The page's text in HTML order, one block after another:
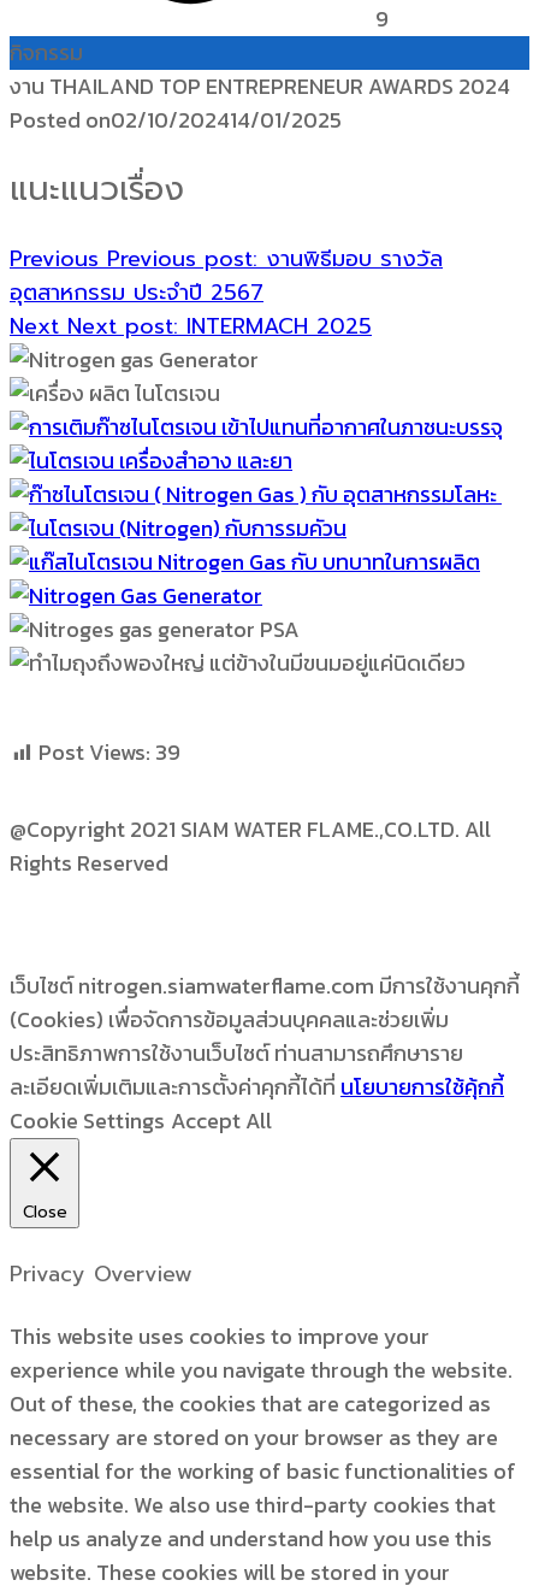
9
กิจกรรม
งาน THAILAND TOP ENTREPRENEUR AWARDS 2024
Posted on02/10/202414/01/2025
แนะแนวเรื่อง
Previous Previous post: งานพิธีมอบ รางวัล
อุตสาหกรรม ประจำปี 2567
Next Next post: INTERMACH 2025
Post Views: 39
@Copyright 2021 SIAM WATER FLAME.,CO.LTD. All
Rights Reserved
เว็บไซต์ nitrogen.siamwaterflame.com มีการใช้งานคุกกี้
(Cookies) เพื่อจัดการข้อมูลส่วนบุคคลและช่วยเพิ่ม
ประสิทธิภาพการใช้งานเว็บไซต์ ท่านสามารถศึกษาราย
ละเอียดเพิ่มเติมและการตั้งค่าคุกกี้ได้ที่ นโยบายการใช้คุ้กกี้
Cookie Settings Accept All
Close
Privacy Overview
This website uses cookies to improve your
experience while you navigate through the website.
Out of these, the cookies that are categorized as
necessary are stored on your browser as they are
essential for the working of basic functionalities of
the website. We also use third-party cookies that
help us analyze and understand how you use this
website. These cookies will be stored in your